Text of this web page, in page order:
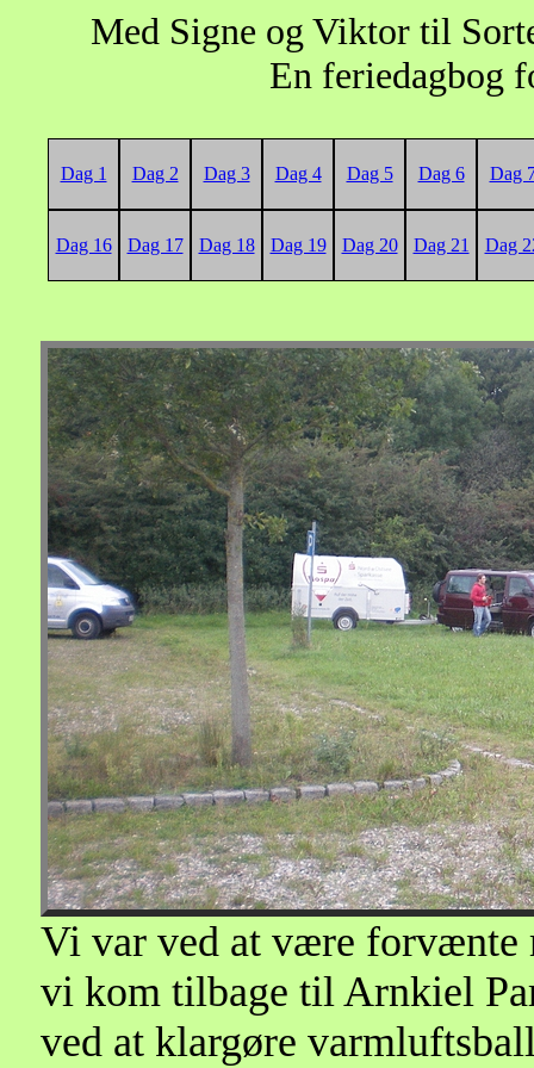
Med Signe og Viktor til
En feriedagbog
Dag 1 Dag 2 Dag 3 Dag 4 Dag 5 Dag 6 Dag
Dag 16 Dag 17 Dag 18 Dag 19 Dag 20 Dag 21 Dag
Vi var ved at være forvænte
vi kom tilbage til Arnkiel
ved at klargøre